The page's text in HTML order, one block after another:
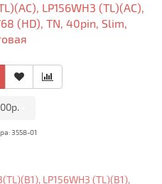
LP156WH3 (TL)(AC),
(HD), TN, 40pin, Slim,
3558-01